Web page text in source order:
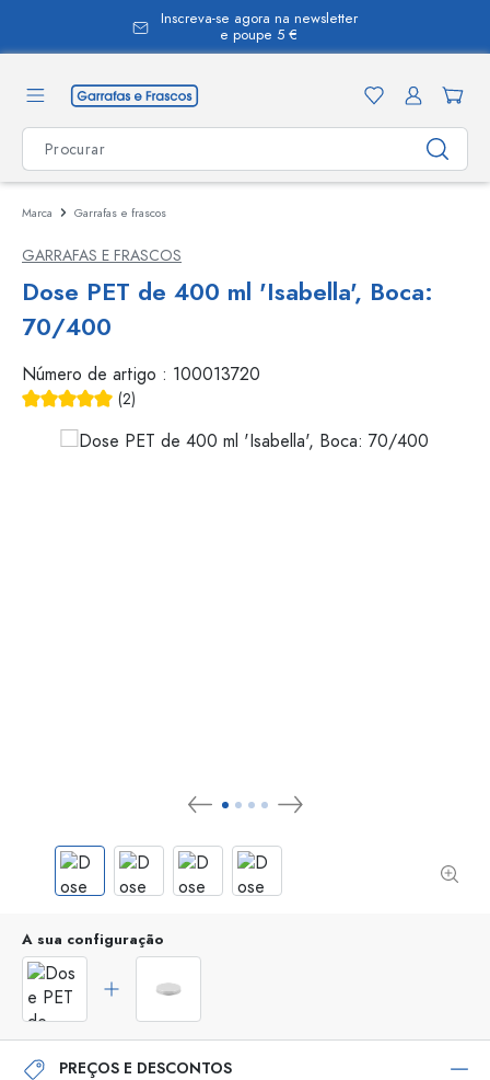
Inscreva-se agora na newsletter
e poupe 5 €
Marca Garrafas e frascos
GARRAFAS E FRASCOS
Dose PET de 400 ml 'Isabella', Boca:
70/400
Número de artigo : 100013720
(2)
A sua configuração
PREÇOS E DESCONTOS